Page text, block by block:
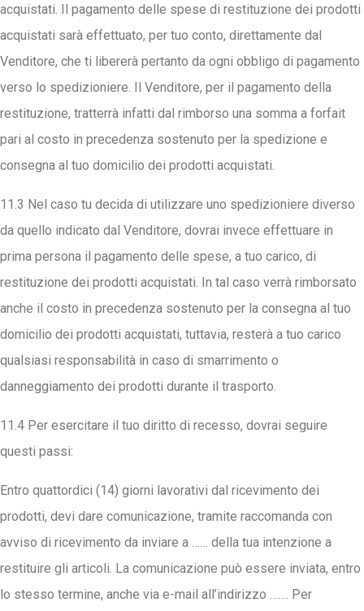
acquistati. Il pagamento delle spese di restituzione dei prodotti
acquistati sarà effettuato, per tuo conto, direttamente dal
Venditore, che ti libererà pertanto da ogni obbligo di pagamento
verso lo spedizioniere. Il Venditore, per il pagamento della
restituzione, tratterrà infatti dal rimborso una somma a forfait
pari al costo in precedenza sostenuto per la spedizione e
consegna al tuo domicilio dei prodotti acquistati.
11.3 Nel caso tu decida di utilizzare uno spedizioniere diverso
da quello indicato dal Venditore, dovrai invece effettuare in
prima persona il pagamento delle spese, a tuo carico, di
restituzione dei prodotti acquistati. In tal caso verrà rimborsato
anche il costo in precedenza sostenuto per la consegna al tuo
domicilio dei prodotti acquistati, tuttavia, resterà a tuo carico
qualsiasi responsabilità in caso di smarrimento o
danneggiamento dei prodotti durante il trasporto.
11.4 Per esercitare il tuo diritto di recesso, dovrai seguire
questi passi:
Entro quattordici (14) giorni lavorativi dal ricevimento dei
prodotti, devi dare comunicazione, tramite raccomanda con
avviso di ricevimento da inviare a …… della tua intenzione a
restituire gli articoli. La comunicazione può essere inviata, entro
lo stesso termine, anche via e-mail all’indirizzo ……. Per